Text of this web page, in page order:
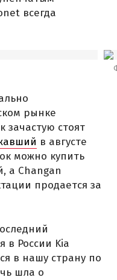
всегда
рынке
зачастую стоят
в августе
можно купить
а Changan
продается за
в России Kia
в нашу страну по
шла о